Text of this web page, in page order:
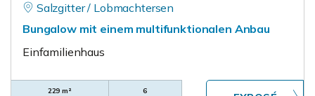
Salzgitter / Lobmachtersen
Bungalow mit einem multifunktionalen Anbau
Einfamilienhaus
229 m²
6